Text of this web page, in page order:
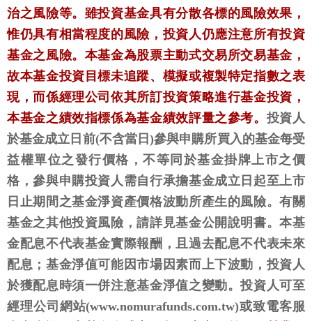
治之風險等。雖投資基金具有分散各標的風險效果，
惟仍具有相當程度的風險，投資人仍應注意所有投資
基金之風險。本基金為股票主動式交易所交易基金，
故本基金投資目標未追蹤、模擬或複製特定指數之表
現，而係經理公司依其所訂投資策略進行基金投資，
本基金之績效指標係為基金績效評量之參考。 投資人
於基金成立日前(不含當日)參與申購所買入的基金每受
益權單位之發行價格，不等同於基金掛牌上市之價
格，參與申購投資人需自行承擔基金成立日起至上市
日止期間之基金淨資產價格波動所產生的風險。有關
基金之其他投資風險，請詳見基金公開說明書。本基
金配息不代表基金實際報酬，且過去配息不代表未來
配息；基金淨值可能因市場因素而上下波動，投資人
於獲配息時須一併注意基金淨值之變動。投資人可至
經理公司網站(www.nomurafunds.com.tw)或致電客服